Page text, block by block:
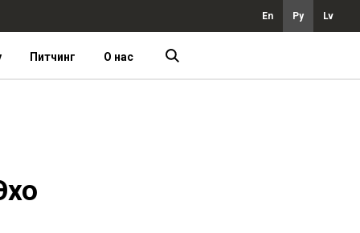
En Ру Lv
Питчинг О нас